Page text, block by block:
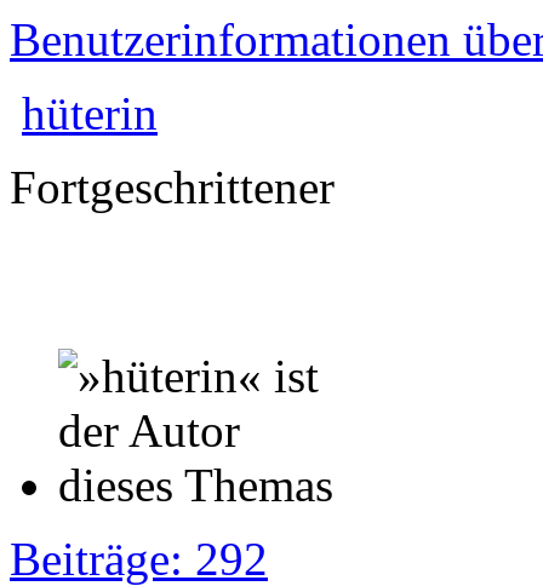
Benutzerinformationen
hüterin
Fortgeschrittener
Beiträge: 292